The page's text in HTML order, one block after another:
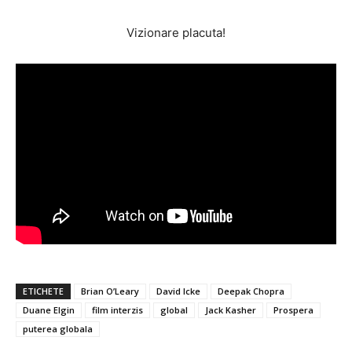
Vizionare placuta!
ETICHETE Brian O’Leary David Icke
Deepak Chopra
Duane Elgin
film interzis global Jack Kasher
Prospera
puterea globala